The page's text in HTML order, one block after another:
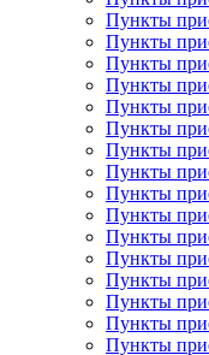
Пункты
Пункты
Пункты
Пункты
Пункты
Пункты
Пункты
Пункты
Пункты
Пункты
Пункты
Пункты
Пункты
Пункты
Пункты
Пункты